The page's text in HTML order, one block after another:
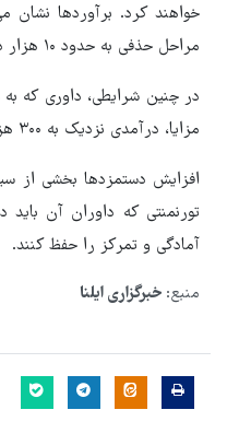
مراحل حذفی به حدود ۱۰ هزار دلار برای هر بازی افزایش پیدا می‌کند.
مزایا، درآمدی نزدیک به ۳۰۰ هزار دلار کسب کند.
افزایش دستمزدها بخشی از
تورنمنتی که داوران آن
آمادگی و تمرکز را حفظ کنند.
منبع: خبرگزاری ایلنا